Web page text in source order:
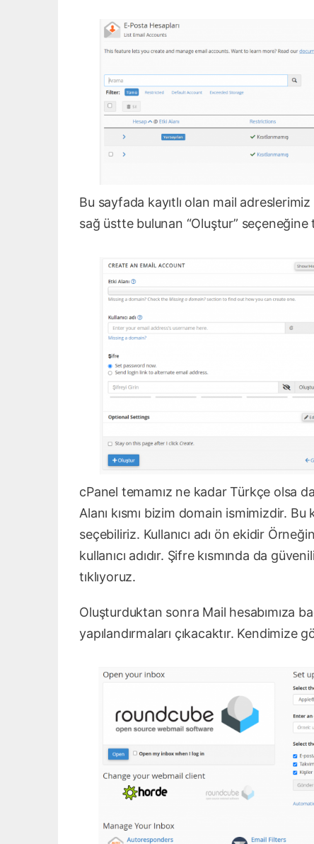
Bu sayfada kayıtlı olan mail
sağ üstte bulunan “Oluştur” seçeneğine
cPanel temamız ne kadar Türkçe olsa
Alanı kısmı bizim domain ismimizdir.
seçebiliriz. Kullanıcı adı ön ekidir
kullanıcı adıdır. Şifre kısmında da
tıklıyoruz.
Oluşturduktan sonra Mail hesabımıza
yapılandırmaları çıkacaktır. Kendimize